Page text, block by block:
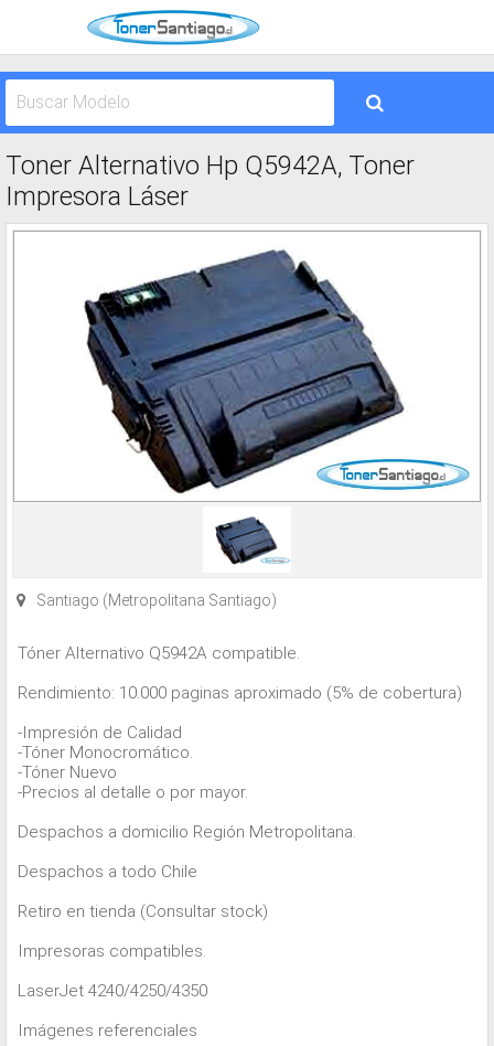
Toner Alternativo Hp Q5942A, Toner
Impresora Láser
Santiago (Metropolitana Santiago)
Tóner Alternativo Q5942A compatible.
Rendimiento: 10.000 paginas aproximado (5% de cobertura)
-Impresión de Calidad
-Tóner Monocromático.
-Tóner Nuevo
-Precios al detalle o por mayor.
Despachos a domicilio Región Metropolitana.
Despachos a todo Chile
Retiro en tienda (Consultar stock)
Impresoras compatibles.
LaserJet 4240/4250/4350
Imágenes referenciales